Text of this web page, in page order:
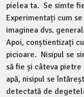
pielea ta. Se simte
Experimentați cum
imaginea dvs.
Apoi, conștientizați
picioare. Nisipul se
să fie și câteva
apă, nisipul se
detectată de